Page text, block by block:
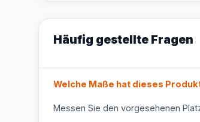
Häufig gestellte Fragen
Welche Maße hat dieses
Messen Sie den vorgesehenen